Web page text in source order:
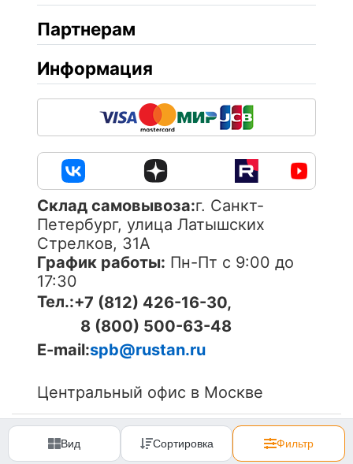
Вид Сортировка Фильтр
Партнерам
Информация
Cклад самовывоза:г. Санкт-
Петербург, улица Латышских
Стрелков, 31А
График работы: Пн-Пт с 9:00 до
17:30
Тел.:+7 (812) 426-16-30,
8 (800) 500-63-48
E-mail:spb@rustan.ru
Центральный офис в Москве
© 2005-2026ОOО «Компания «РуСтан». Все права
защищены. Использование материалов сайта без
согласования запрещено.